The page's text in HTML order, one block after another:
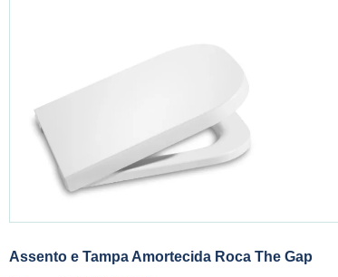
Assento e Tampa Amortecida Roca The Gap